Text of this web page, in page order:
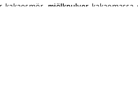
, mjölkpulver, kakaomassa